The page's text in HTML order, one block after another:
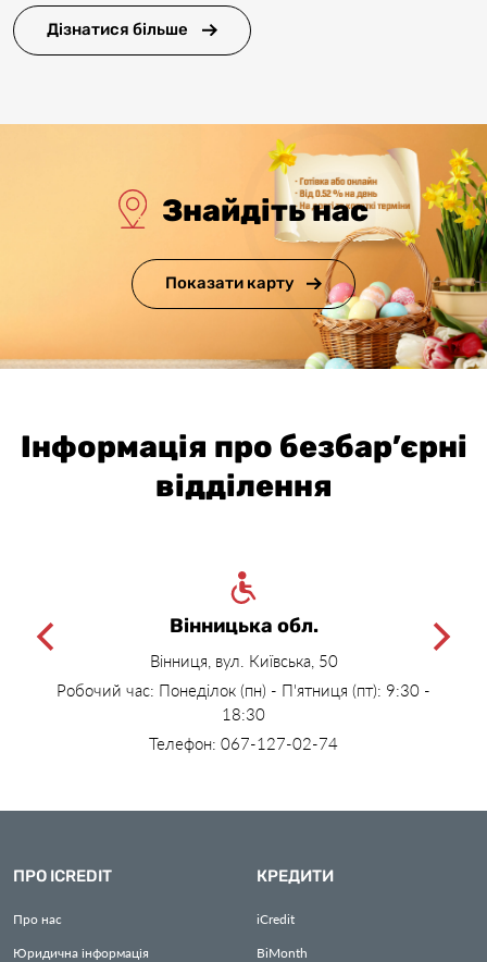
Дізнатися більше
Знайдіть нас
Показати карту
Інформація про безбар’єрні
відділення
Вінницька обл.
Вінниця, вул. Київська, 50
Робочий час: Понеділок (пн) - П'ятниця (пт): 9:30 -
18:30
Телефон: 067-127-02-74
ПРО ICREDIT
Про нас
Юридична інформація
КРЕДИТИ
iCredit
BiMonth